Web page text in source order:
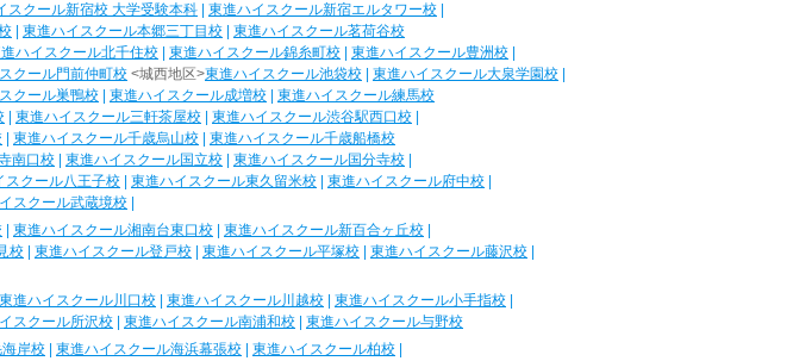
スクール新宿校 大学受験本科 東進ハイスクール新宿エルタワー校
東進ハイスクール本郷三丁目校
東進ハイスクール茗荷谷校
ハイスクール北千住校 東進ハイスクール錦糸町校 東進ハイスクール豊洲校
クール門前仲町校 <城西地区>東進ハイスクール池袋校 東進ハイスクール大泉学園校
クール巣鴨校 東進ハイスクール成増校
東進ハイスクール練馬校
東進ハイスクール三軒茶屋校 東進ハイスクール渋谷駅西口校
東進ハイスクール千歳烏山校
東進ハイスクール千歳船橋校
南口校 東進ハイスクール国立校 東進ハイスクール国分寺校
スクール八王子校 東進ハイスクール東久留米校 東進ハイスクール府中校
スクール武蔵境校
東進ハイスクール湘南台東口校 東進ハイスクール新百合ヶ丘校
校 東進ハイスクール登戸校 東進ハイスクール平塚校 東進ハイスクール藤沢校
東進ハイスクール川口校 東進ハイスクール川越校 東進ハイスクール小手指校
スクール所沢校 東進ハイスクール南浦和校
東進ハイスクール与野校
岸校 東進ハイスクール海浜幕張校 東進ハイスクール柏校